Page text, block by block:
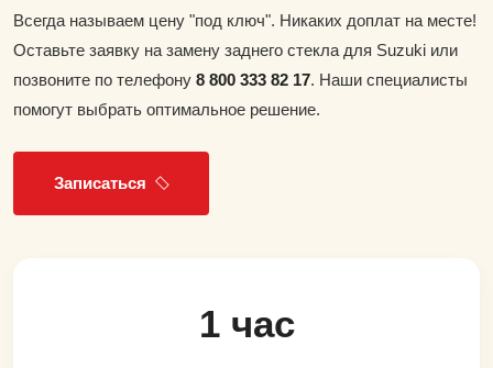
Всегда называем цену "под ключ". Никаких доплат на месте!
Оставьте заявку на замену заднего стекла для Suzuki или
позвоните по телефону 8 800 333 82 17. Наши специалисты
помогут выбрать оптимальное решение.
Записаться
1 час